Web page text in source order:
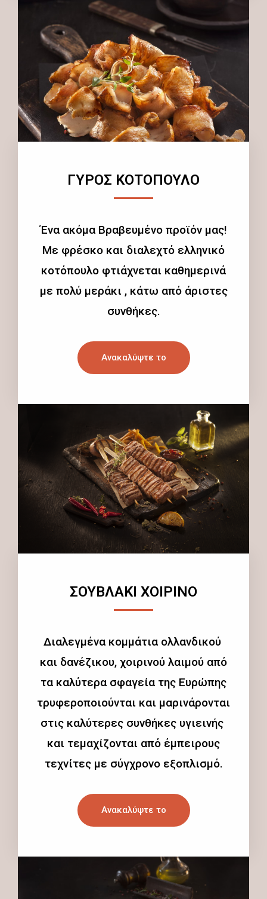
ΓΥΡΟΣ ΚΟΤΟΠΟΥΛΟ
Ένα ακόμα Βραβευμένο προϊόν μας!
Με φρέσκο και διαλεχτό ελληνικό
κοτόπουλο φτιάχνεται καθημερινά
με πολύ μεράκι , κάτω από άριστες
συνθήκες.
Ανακαλύψτε το
ΣΟΥΒΛΑΚΙ ΧΟΙΡΙΝΟ
Διαλεγμένα κομμάτια ολλανδικού
και δανέζικου, χοιρινού λαιμού από
τα καλύτερα σφαγεία της Ευρώπης
τρυφεροποιούνται και μαρινάρονται
στις καλύτερες συνθήκες υγιεινής
και τεμαχίζονται από έμπειρους
τεχνίτες με σύγχρονο εξοπλισμό.
Ανακαλύψτε το